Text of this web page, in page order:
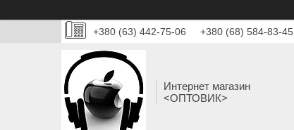
+380 (63) 442-75-06 +380 (68) 584-83-45
Интернет магазин
<ОПТОВИК>